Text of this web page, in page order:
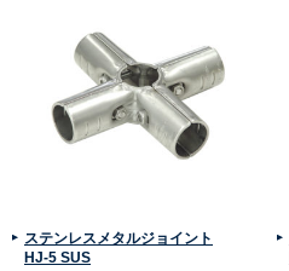
ステンレスメタルジョイント
HJ-5 SUS